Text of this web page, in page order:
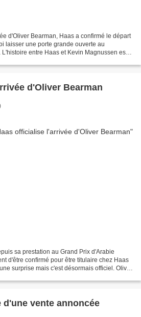
d'Oliver Bearman, Haas a confirmé le départ
laisser une porte grande ouverte au
entre Haas et Kevin Magnussen est
d'Oliver Bearman
sa prestation au Grand Prix d'Arabie
d'être confirmé pour être titulaire chez Haas
surprise mais c'est désormais officiel. Oliver
vente annoncée